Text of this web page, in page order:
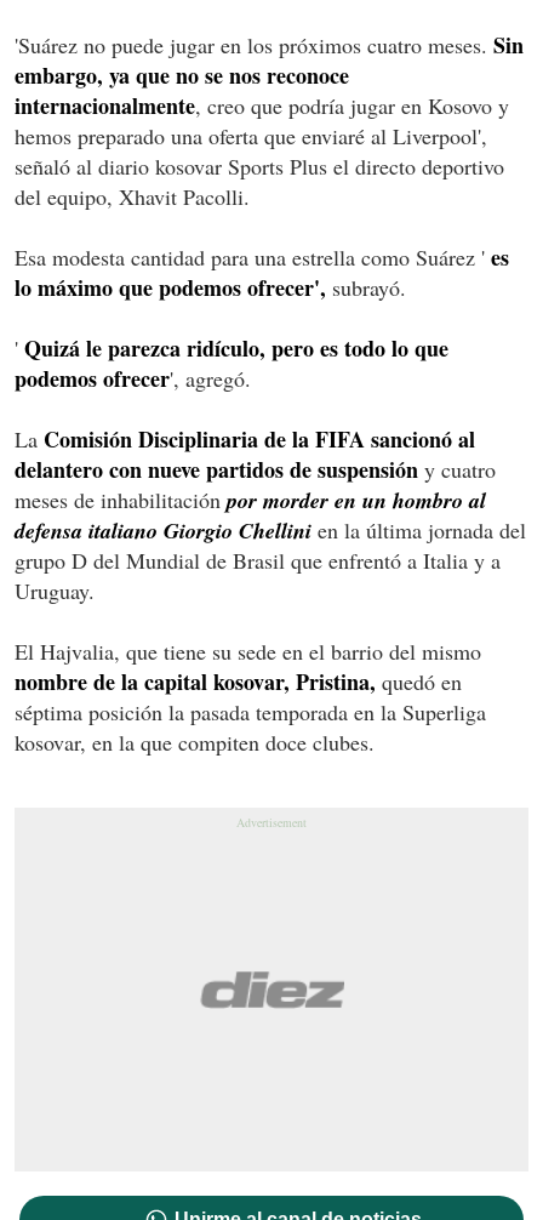
'Suárez no puede jugar en los próximos cuatro meses. Sin
embargo, ya que no se nos reconoce
internacionalmente, creo que podría jugar en Kosovo y
hemos preparado una oferta que enviaré al Liverpool',
señaló al diario kosovar Sports Plus el directo deportivo
del equipo, Xhavit Pacolli.
Esa modesta cantidad para una estrella como Suárez ' es
lo máximo que podemos ofrecer', subrayó.
' Quizá le parezca ridículo, pero es todo lo que
podemos ofrecer', agregó.
La Comisión Disciplinaria de la FIFA sancionó al
delantero con nueve partidos de suspensión y cuatro
meses de inhabilitación por morder en un hombro al
defensa italiano Giorgio Chellini en la última jornada del
grupo D del Mundial de Brasil que enfrentó a Italia y a
Uruguay.
El Hajvalia, que tiene su sede en el barrio del mismo
nombre de la capital kosovar, Pristina, quedó en
séptima posición la pasada temporada en la Superliga
kosovar, en la que compiten doce clubes.